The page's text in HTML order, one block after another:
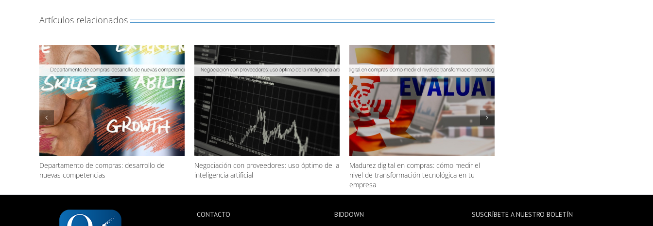
Artículos relacionados
Departamento de compras: desarrollo de
nuevas competencias
Negociación con proveedores: uso óptimo de la
inteligencia artificial
Madurez digital en compras: cómo medir el
nivel de transformación tecnológica en tu
empresa
CONTACTO BIDDOWN SUSCRÍBETE A NUESTRO BOLETÍN